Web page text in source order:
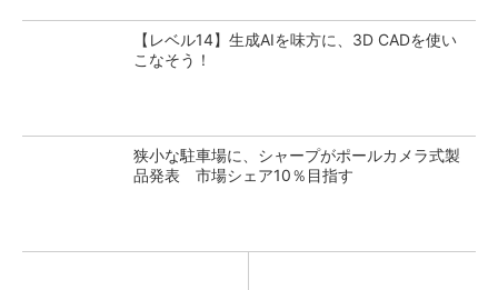
【レベル14】生成AIを味方に、3D CADを使い
こなそう！
狭小な駐車場に、シャープがポールカメラ式製
品発表 市場シェア10％目指す